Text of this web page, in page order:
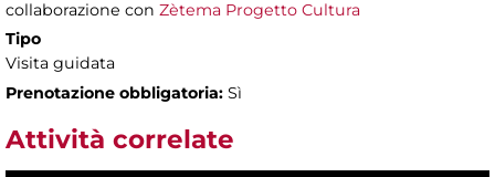
collaborazione con Zètema Progetto Cultura
Tipo
Visita guidata
Prenotazione obbligatoria: Sì
Attività correlate